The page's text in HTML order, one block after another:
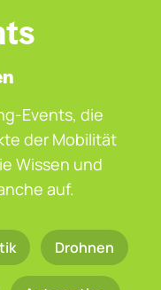
Events, die
der Mobilität
Wissen und
auf.
Drohnen